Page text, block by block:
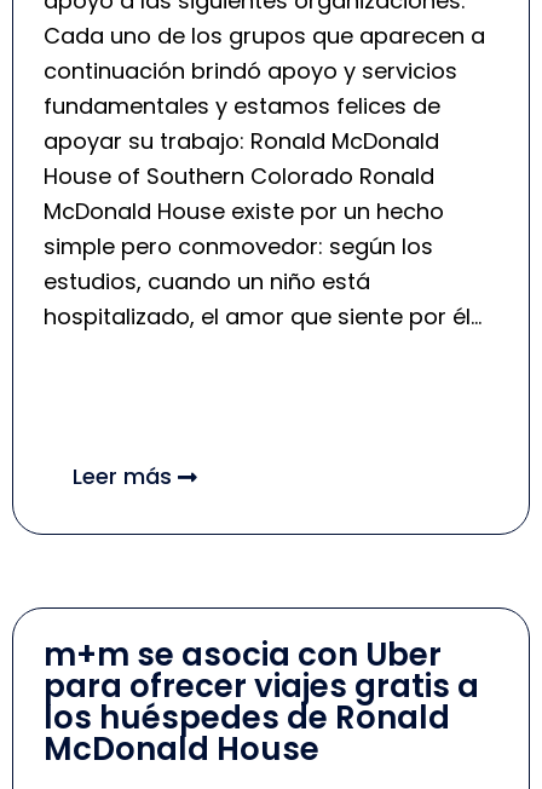
Cada uno de los grupos que aparecen a
continuación brindó apoyo y servicios
fundamentales y estamos felices de
apoyar su trabajo: Ronald McDonald
House of Southern Colorado Ronald
McDonald House existe por un hecho
simple pero conmovedor: según los
estudios, cuando un niño está
hospitalizado, el amor que siente por él…
Leer más
m+m se asocia con Uber
para ofrecer viajes gratis a
los huéspedes de Ronald
McDonald House